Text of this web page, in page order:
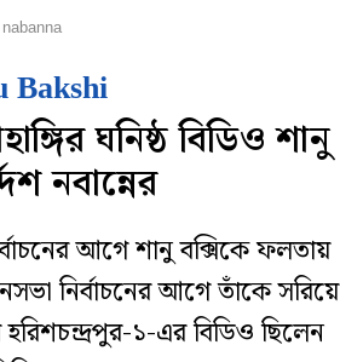
Bakshi
ঘনিষ্ঠ বিডিও শানু
নবান্নের
আগে শানু বক্সিকে ফলতায়
নির্বাচনের আগে তাঁকে সরিয়ে
১-এর বিডিও ছিলেন